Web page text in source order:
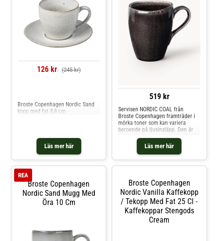
126 kr (245 kr)
Läs mer här
Broste Copenhagen Nordic Sand
kopp med fat 8,8 cm
519 kr
Läs mer här
Servisen NORDIC COAL från
Broste Copenhagen framträder i
mörka toner som kan variera
beroende på ljusinsläpp. Den är
inspirerad av den vackra,
kraftfulla skandinaviska naturen
och alla dess vackra, råa material.
Så passar servisen perfekt in i ett
Broste Copenhagen
Nordic Sand Mugg Med
Öra 10 Cm
REA
Broste Copenhagen
Nordic Vanilla Kaffekopp
/ Tekopp Med Fat 25 Cl -
Kaffekoppar Stengods
Cream